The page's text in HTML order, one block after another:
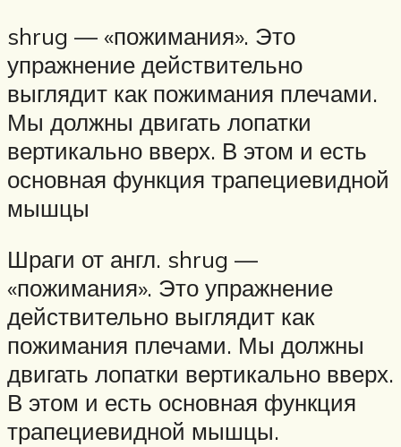
shrug — «пожимания». Это
упражнение действительно
выглядит как пожимания плечами.
Мы должны двигать лопатки
вертикально вверх. В этом и есть
основная функция трапециевидной
мышцы
Шраги от англ. shrug —
«пожимания». Это упражнение
действительно выглядит как
пожимания плечами. Мы должны
двигать лопатки вертикально вверх.
В этом и есть основная функция
трапециевидной мышцы.